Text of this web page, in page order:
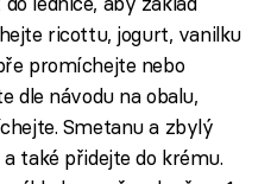
ricottu, jogurt, vanilku
promíchejte nebo
dle návodu na obalu,
Smetanu a zbylý
také přidejte do krému.